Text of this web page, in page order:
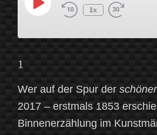
Play
Episode
1x
1
Wer auf der Spur der
2017 – erstmals 1853
Binnenerzählung im